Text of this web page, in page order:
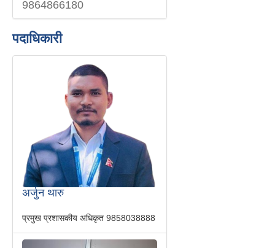
9864866180
पदाधिकारी
अर्जुन थारु
प्रमुख प्रशासकीय अधिकृत 9858038888